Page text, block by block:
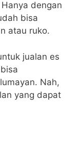
dengan
bisa
atau ruko.
jualan es
Nah,
yang dapat